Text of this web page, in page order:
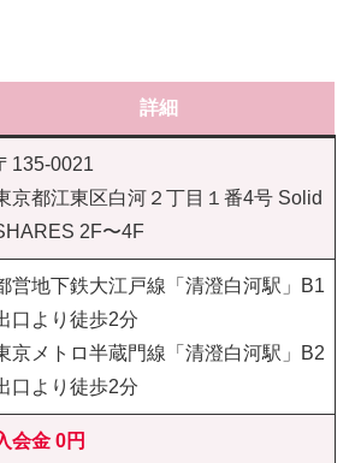
詳細
135-0021
京都江東区白河２丁目１番4号 Solid
2F〜4F
営地下鉄大江戸線「清澄白河駅」B1
口より徒歩2分
京メトロ半蔵門線「清澄白河駅」B2
口より徒歩2分
会金 0円